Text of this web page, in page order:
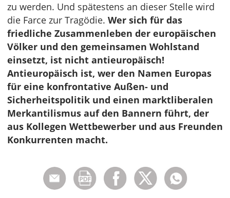
zu werden. Und spätestens an dieser Stelle wird
die Farce zur Tragödie. Wer sich für das
friedliche Zusammenleben der europäischen
Völker und den gemeinsamen Wohlstand
einsetzt, ist nicht antieuropäisch!
Antieuropäisch ist, wer den Namen Europas
für eine konfrontative Außen- und
Sicherheitspolitik und einen marktliberalen
Merkantilismus auf den Bannern führt, der
aus Kollegen Wettbewerber und aus Freunden
Konkurrenten macht.